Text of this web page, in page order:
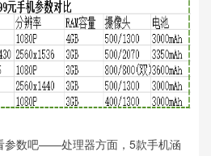
数吧——处理器方面，5款手机涵